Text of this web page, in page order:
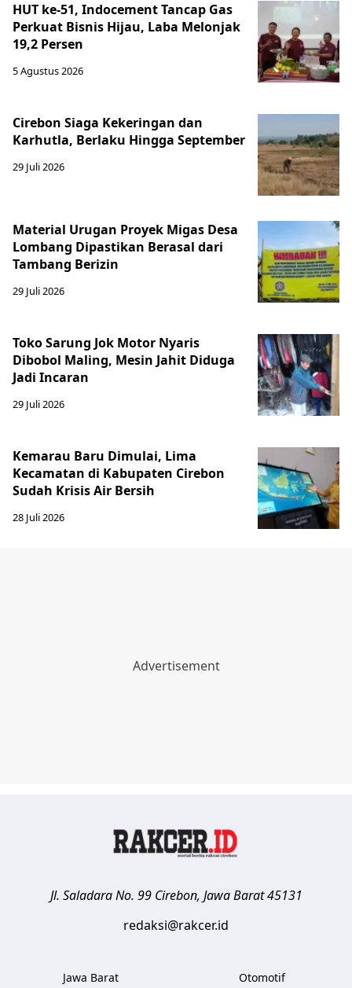
HUT ke-51, Indocement Tancap Gas
Perkuat Bisnis Hijau, Laba Melonjak
19,2 Persen
5 Agustus 2026
Cirebon Siaga Kekeringan dan
Karhutla, Berlaku Hingga September
29 Juli 2026
Material Urugan Proyek Migas Desa
Lombang Dipastikan Berasal dari
Tambang Berizin
29 Juli 2026
Toko Sarung Jok Motor Nyaris
Dibobol Maling, Mesin Jahit Diduga
Jadi Incaran
29 Juli 2026
Kemarau Baru Dimulai, Lima
Kecamatan di Kabupaten Cirebon
Sudah Krisis Air Bersih
28 Juli 2026
Jl. Saladara No. 99 Cirebon, Jawa Barat 45131
redaksi@rakcer.id
Jawa Barat Otomotif